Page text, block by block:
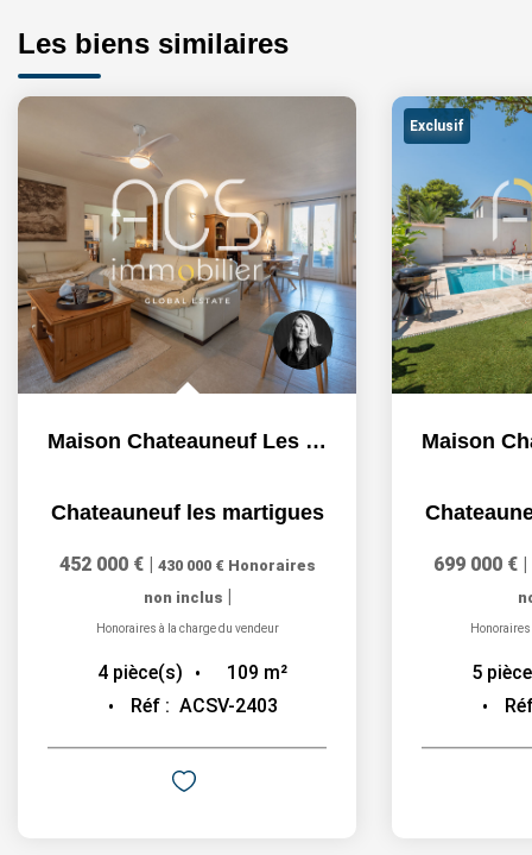
Les biens similaires
Maison Chateauneuf Les Martigues 4 pièce(s) 108.89 m2...
Chateauneuf les martigues
452 000 € | 430 000 € Honoraires
non inclus |
Honoraires à la charge du vendeur
4 pièce(s) 109 m²
Réf : ACSV-2403
Exclusif
699 000 € |
5